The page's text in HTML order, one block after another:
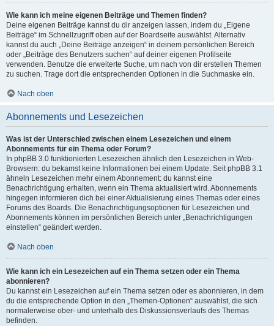
Wie kann ich meine eigenen Beiträge und Themen finden?
Deine eigenen Beiträge kannst du dir anzeigen lassen, indem du „Eigene
Beiträge“ im Schnellzugriff oben auf der Boardseite auswählst. Alternativ
kannst du auch „Deine Beiträge anzeigen“ in deinem persönlichen Bereich
oder „Beiträge des Benutzers suchen“ auf deiner eigenen Profilseite
verwenden. Benutze die erweiterte Suche, um nach von dir erstellen Themen
zu suchen. Trage dort die entsprechenden Optionen in die Suchmaske ein.
Nach oben
Abonnements und Lesezeichen
Was ist der Unterschied zwischen einem Lesezeichen und einem
Abonnements für ein Thema oder Forum?
In phpBB 3.0 funktionierten Lesezeichen ähnlich den Lesezeichen in Web-
Browsern: du bekamst keine Informationen bei einem Update. Seit phpBB 3.1
ähneln Lesezeichen mehr einem Abonnement: du kannst eine
Benachrichtigung erhalten, wenn ein Thema aktualisiert wird. Abonnements
hingegen informieren dich bei einer Aktualisierung eines Themas oder eines
Forums des Boards. Die Benachrichtigungsoptionen für Lesezeichen und
Abonnements können im persönlichen Bereich unter „Benachrichtigungen
einstellen“ geändert werden.
Nach oben
Wie kann ich ein Lesezeichen auf ein Thema setzen oder ein Thema
abonnieren?
Du kannst ein Lesezeichen auf ein Thema setzen oder es abonnieren, in dem
du die entsprechende Option in den „Themen-Optionen“ auswählst, die sich
normalerweise ober- und unterhalb des Diskussionsverlaufs des Themas
befinden.